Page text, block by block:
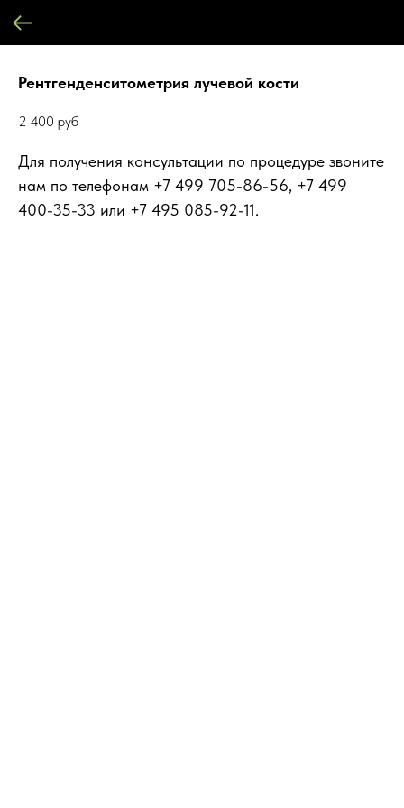
Рентгенденситометрия лучевой кости
2 400 руб
Для получения консультации по процедуре звоните
нам по телефонам +7 499 705-86-56, +7 499
400-35-33 или +7 495 085-92-11.